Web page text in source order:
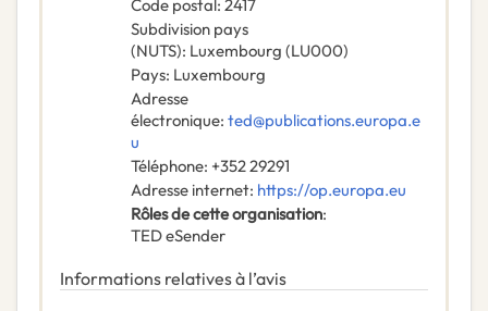
Code postal: 2417
Subdivision pays
(NUTS): Luxembourg (LU000)
Pays: Luxembourg
Adresse
électronique: ted@publications.europa.e
u
Téléphone: +352 29291
Adresse internet: https://op.europa.eu
Rôles de cette organisation:
TED eSender
Informations relatives à l’avis